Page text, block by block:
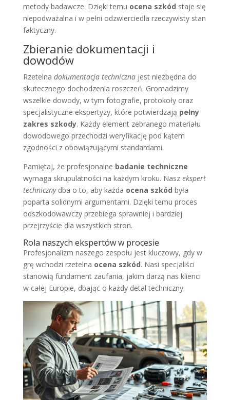
metody badawcze. Dzięki temu ocena szkód staje się
niepodważalna i w pełni odzwierciedla rzeczywisty stan
faktyczny.
Zbieranie dokumentacji i
dowodów
Rzetelna dokumentacja technicznajest niezbędna do
skutecznego dochodzenia roszczeń. Gromadzimy
wszelkie dowody, w tym fotografie, protokoły oraz
specjalistyczne ekspertyzy, które potwierdzają pełny
zakres szkody. Każdy element zebranego materiału
dowodowego przechodzi weryfikację pod kątem
zgodności z obowiązującymi standardami.
Pamiętaj, że profesjonalne badanie techniczne
wymaga skrupulatności na każdym kroku. Nasz ekspert
technicznydba o to, aby każda ocena szkód była
poparta solidnymi argumentami. Dzięki temu proces
odszkodowawczy przebiega sprawniej i bardziej
przejrzyście dla wszystkich stron.
Rola naszych ekspertów w procesie
Profesjonalizm naszego zespołu jest kluczowy, gdy w
grę wchodzi rzetelna ocena szkód. Nasi specjaliści
stanowią fundament zaufania, jakim darzą nas klienci
w całej Europie, dbając o każdy detal techniczny.